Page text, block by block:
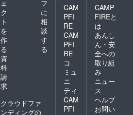
ェ
ク
ト
を
作
る
フ
に
相
談
す
る
資
料
請
求
クラウドファ
ンディングの
CAM
PFI
RE
CAM
PFI
RE
コ
ミュ
ニ
ティ
CAM
PFI
CAMP
FIREと
は
あんし
ん・安
全への
取り組
み
ニュー
ス
ヘルプ
お問い